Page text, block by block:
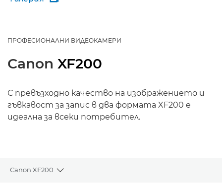
ПРОФЕСИОНАЛНИ ВИДЕОКАМЕРИ
Canon XF200
С превъзходно качество на изображението и
гъвкавост за запис в два формата XF200 е
идеална за всеки потребител.
Canon XF200
Toggle breadcrumbs